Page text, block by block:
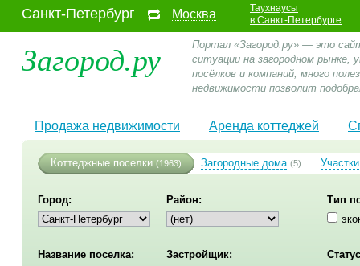
Санкт-Петербург Москва
Таухнаусы
в Санкт-Петербурге
Загород.ру
Портал «Загород.ру» — это
ситуации на загородном
посёлков и компаний, много
недвижимости позволит
Продажа недвижимости Аренда коттеджей
Коттеджные поселки (1963) Загородные дома (5) Участки
Город: Район:
Тип
Название поселка: Застройщик: